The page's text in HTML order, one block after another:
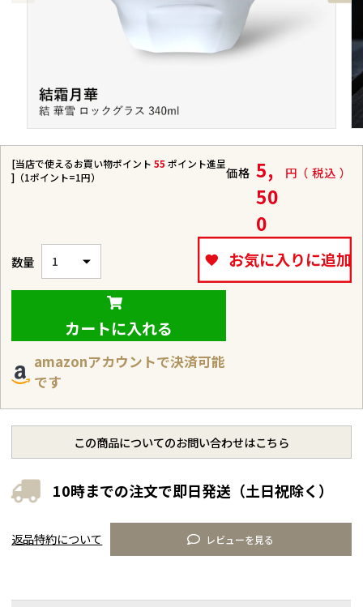
[当店で使えるお買い物ポイント 55 ポイント進呈
]（1ポイント=1円）
価格 5,
50
0
税込
お気に入りに追加
カートに入れる
amazonアカウントで決済可能
です
10時までの注文で即日発送（土日祝除く）
この商品についてのお問い合わせはこちら
レビューを見る
返品特約について